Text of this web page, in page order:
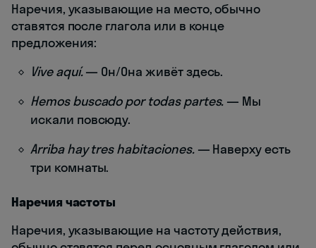
Наречия, указывающие на место, обычно
ставятся после глагола или в конце
предложения:
Vive aquí.— Он/Она живёт здесь.
Hemos buscado por todas partes. — Мы
искали повсюду.
Arriba hay tres habitaciones.— Наверху есть
три комнаты.
Наречия частоты
Наречия, указывающие на частоту действия,